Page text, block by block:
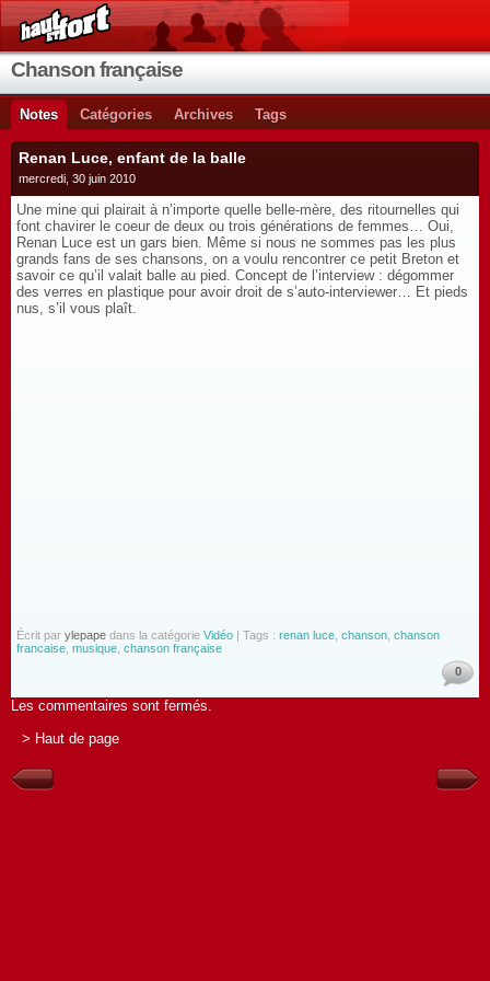
Chanson française
Notes Catégories Archives Tags
Renan Luce, enfant de la balle
mercredi, 30 juin 2010
Une mine qui plairait à n’importe quelle belle-mère, des ritournelles qui
font chavirer le coeur de deux ou trois générations de femmes… Oui,
Renan Luce est un gars bien. Même si nous ne sommes pas les plus
grands fans de ses chansons, on a voulu rencontrer ce petit Breton et
savoir ce qu’il valait balle au pied. Concept de l’interview : dégommer
des verres en plastique pour avoir droit de s’auto-interviewer… Et pieds
nus, s’il vous plaît.
Écrit par ylepape dans la catégorie Vidéo | Tags : renan luce chanson chanson
francaise musique chanson française
0
Les commentaires sont fermés.
> Haut de page